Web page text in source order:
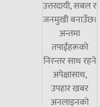
उत्तरदायी, सबल र
जनमुखी बनाउँछ।
अन्तमा
तपाईंहरूको
निरन्तर साथ रहने
अपेक्षासाथ,
उपहार खबर
अनलाइनको